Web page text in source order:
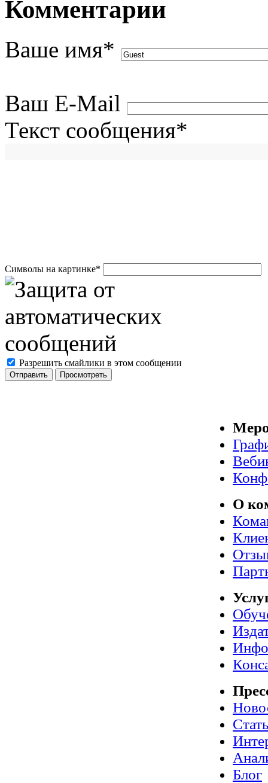
Комментарии
Ваше имя*
Ваш E-Mail
Текст сообщения*
Символы на картинке*
Разрешить смайлики в этом сообщении
О
Блог